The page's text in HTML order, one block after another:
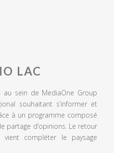
LAC
sein de MediaOne Group
souhaitant s’informer et
à un programme composé
partage d’opinions. Le retour
compléter le paysage